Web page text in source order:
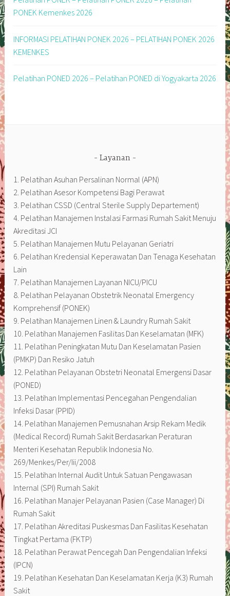
PONEK Kemenkes 2026
INFORMASI PELATIHAN PONEK 2026 – PELATIHAN PONEK 2026
KEMENKES
Pelatihan PONED 2026 – Pelatihan PONED di Yogyakarta 2026
Layanan
1. Pelatihan Asuhan Persalinan Normal (APN)
2. Pelatihan Asesor Kompetensi Bagi Perawat
3. Pelatihan CSSD (Central Sterile Supply Departement)
4. Pelatihan Manajemen Instalasi Farmasi Rumah Sakit Menuju
Akreditasi JCI
5. Pelatihan Manajemen Mutu Pelayanan Geriatri
6. Pelatihan Kredensial Keperawatan Dan Tenaga Kesehatan
Lain
7. Pelatihan Manajemen Layanan NICU/PICU
8. Pelatihan Pelayanan Obstetrik Neonatal Emergency
Komprehensif (PONEK)
9. Pelatihan Manajemen Linen & Laundry Rumah Sakit
10. Pelatihan Manajemen Fasilitas Dan Keselamatan (MFK)
11. Pelatihan Peningkatan Mutu Dan Keselamatan Pasien
(PMKP) Dan Resiko Jatuh
12. Pelatihan Pelayanan Obstetri Neonatal Emergensi Dasar
(PONED)
13. Pelatihan Implementasi Pencegahan Pengendalian
Infeksi Dasar (PPID)
14. Pelatihan Manajemen Pemusnahan Arsip Rekam Medik
(Medical Record) Rumah Sakit Berdasarkan Peraturan
Menteri Kesehatan Republik Indonesia No.
269/Menkes/Per/Iii/2008
15. Pelatihan Internal Audit Untuk Satuan Pengawasan
Internal (SPI) Rumah Sakit
16. Pelatihan Manajer Pelayanan Pasien (Case Manager) Di
Rumah Sakit
17. Pelatihan Akreditasi Puskesmas Dan Fasilitas Kesehatan
Tingkat Pertama (FKTP)
18. Pelatihan Perawat Pencegah Dan Pengendalian Infeksi
(IPCN)
19. Pelatihan Kesehatan Dan Keselamatan Kerja (K3) Rumah
Sakit